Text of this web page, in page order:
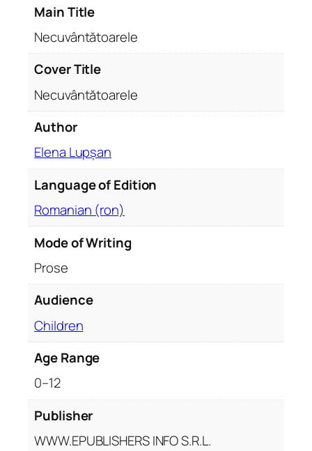
u
Main Title
Necuvântătoarele
Cover Title
Necuvântătoarele
Author
Elena Lupșan
Language of Edition
Romanian (ron)
Mode of Writing
Prose
Audience
Children
Age Range
0–12
Publisher
WWW.EPUBLISHERS INFO S.R.L.